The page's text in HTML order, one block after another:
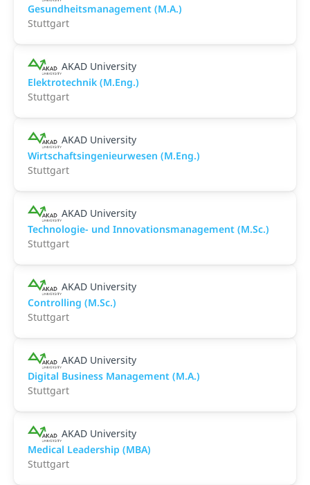
Gesundheitsmanagement (M.A.)
Stuttgart
AKAD University
Elektrotechnik (M.Eng.)
Stuttgart
AKAD University
Wirtschaftsingenieurwesen (M.Eng.)
Stuttgart
AKAD University
Technologie- und Innovationsmanagement (M.Sc.)
Stuttgart
AKAD University
Controlling (M.Sc.)
Stuttgart
AKAD University
Digital Business Management (M.A.)
Stuttgart
AKAD University
Medical Leadership (MBA)
Stuttgart